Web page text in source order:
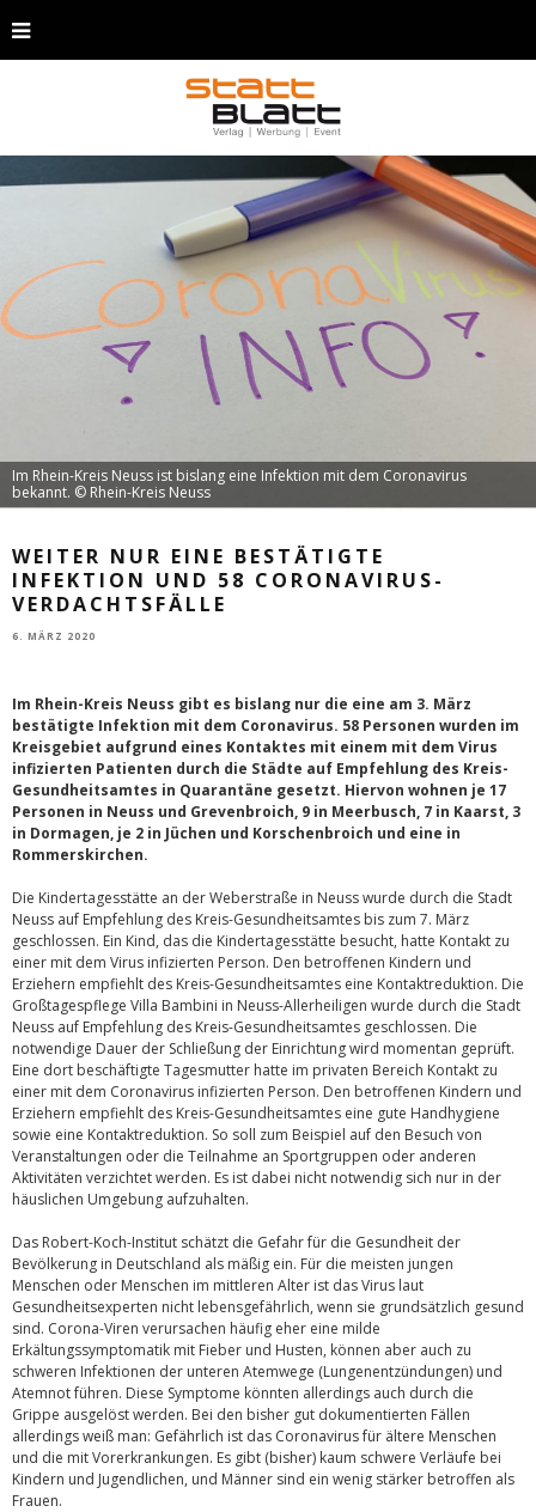
Im Rhein-Kreis Neuss ist bislang eine Infektion mit dem Coronavirus
bekannt. © Rhein-Kreis Neuss
WEITER NUR EINE BESTÄTIGTE
INFEKTION UND 58 CORONAVIRUS-
VERDACHTSFÄLLE
6. MÄRZ 2020
Im Rhein-Kreis Neuss gibt es bislang nur die eine am 3. März
bestätigte Infektion mit dem Coronavirus. 58 Personen wurden im
Kreisgebiet aufgrund eines Kontaktes mit einem mit dem Virus
infizierten Patienten durch die Städte auf Empfehlung des Kreis-
Gesundheitsamtes in Quarantäne gesetzt. Hiervon wohnen je 17
Personen in Neuss und Grevenbroich, 9 in Meerbusch, 7 in Kaarst, 3
in Dormagen, je 2 in Jüchen und Korschenbroich und eine in
Rommerskirchen.
Die Kindertagesstätte an der Weberstraße in Neuss wurde durch die Stadt
Neuss auf Empfehlung des Kreis-Gesundheitsamtes bis zum 7. März
geschlossen. Ein Kind, das die Kindertagesstätte besucht, hatte Kontakt zu
einer mit dem Virus infizierten Person. Den betroffenen Kindern und
Erziehern empfiehlt des Kreis-Gesundheitsamtes eine Kontaktreduktion. Die
Großtagespflege Villa Bambini in Neuss-Allerheiligen wurde durch die Stadt
Neuss auf Empfehlung des Kreis-Gesundheitsamtes geschlossen. Die
notwendige Dauer der Schließung der Einrichtung wird momentan geprüft.
Eine dort beschäftigte Tagesmutter hatte im privaten Bereich Kontakt zu
einer mit dem Coronavirus infizierten Person. Den betroffenen Kindern und
Erziehern empfiehlt des Kreis-Gesundheitsamtes eine gute Handhygiene
sowie eine Kontaktreduktion. So soll zum Beispiel auf den Besuch von
Veranstaltungen oder die Teilnahme an Sportgruppen oder anderen
Aktivitäten verzichtet werden. Es ist dabei nicht notwendig sich nur in der
häuslichen Umgebung aufzuhalten.
Das Robert-Koch-Institut schätzt die Gefahr für die Gesundheit der
Bevölkerung in Deutschland als mäßig ein. Für die meisten jungen
Menschen oder Menschen im mittleren Alter ist das Virus laut
Gesundheitsexperten nicht lebensgefährlich, wenn sie grundsätzlich gesund
sind. Corona-Viren verursachen häufig eher eine milde
Erkältungssymptomatik mit Fieber und Husten, können aber auch zu
schweren Infektionen der unteren Atemwege (Lungenentzündungen) und
Atemnot führen. Diese Symptome könnten allerdings auch durch die
Grippe ausgelöst werden. Bei den bisher gut dokumentierten Fällen
allerdings weiß man: Gefährlich ist das Coronavirus für ältere Menschen
und die mit Vorerkrankungen. Es gibt (bisher) kaum schwere Verläufe bei
Kindern und Jugendlichen, und Männer sind ein wenig stärker betroffen als
Frauen.